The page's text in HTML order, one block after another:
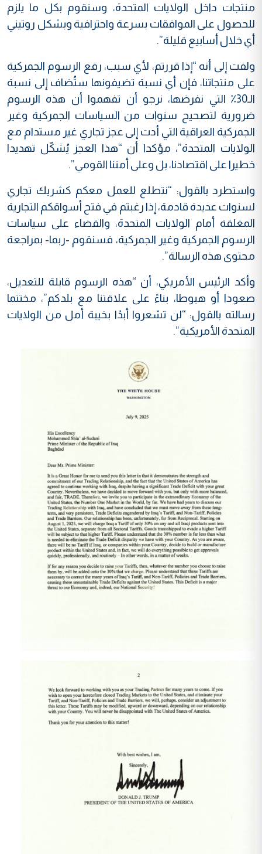
منتجات داخل الولايات المتحدة، وسنقوم بكل ما يلزم
للحصول على الموافقات بسرعة واحترافية وبشكل روتيني
أي خلال أسابيع قليلة”.
ولفت إلى أنه “إذا قررتم، لأي سبب، رفع الرسوم الجمركية
على منتجاتنا، فإن أي نسبة تضيفونها ستُضاف إلى نسبة
الـ30٪ التي نفرضها، نرجو أن تفهموا أن هذه الرسوم
ضرورية لتصحيح سنوات من السياسات الجمركية وغير
الجمركية العراقية التي أدت إلى عجز تجاري غير مستدام مع
الولايات المتحدة”، مؤكدا أن “هذا العجز يُشكّل تهديدا
خطيرا على اقتصادنا، بل وعلى أمننا القومي”.
واستطرد بالقول: “نتطلع للعمل معكم كشريك تجاري
لسنوات عديدة قادمة، إذا رغبتم في فتح أسواقكم التجارية
المغلقة أمام الولايات المتحدة، والقضاء على سياسات
الرسوم الجمركية وغير الجمركية، فسنقوم -ربما- بمراجعة
محتوى هذه الرسالة”.
وأكد الرئيس الأمريكي، أن “هذه الرسوم قابلة للتعديل،
صعودا أو هبوطا، بناءً على علاقتنا مع بلدكم”، مختتما
رسالته بالقول: “لن تشعروا أبدًا بخيبة أمل من الولايات
المتحدة الأمريكية”.